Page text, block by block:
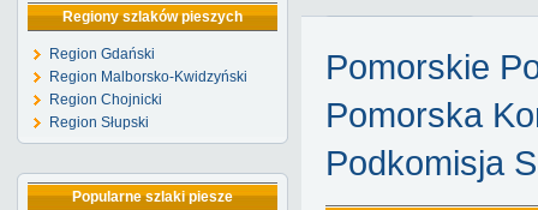
Regiony szlaków pieszych
Region Gdański
Region Malborsko-Kwidzyński
Region Chojnicki
Region Słupski
Popularne szlaki piesze
Pomorskie
Pomorska
Podkomisja